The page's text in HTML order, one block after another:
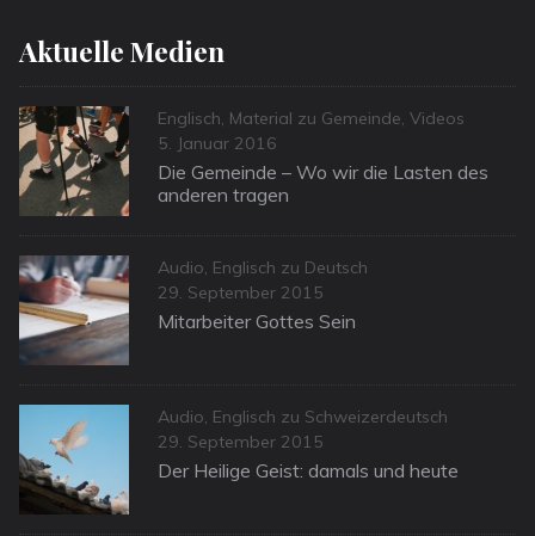
Aktuelle Medien
Categories
Englisch, Material zu Gemeinde, Videos
Posted
on
5. Januar 2016
Die Gemeinde – Wo wir die Lasten des
anderen tragen
Categories
Audio, Englisch zu Deutsch
Posted
on
29. September 2015
Mitarbeiter Gottes Sein
Categories
Audio, Englisch zu Schweizerdeutsch
Posted
on
29. September 2015
Der Heilige Geist: damals und heute